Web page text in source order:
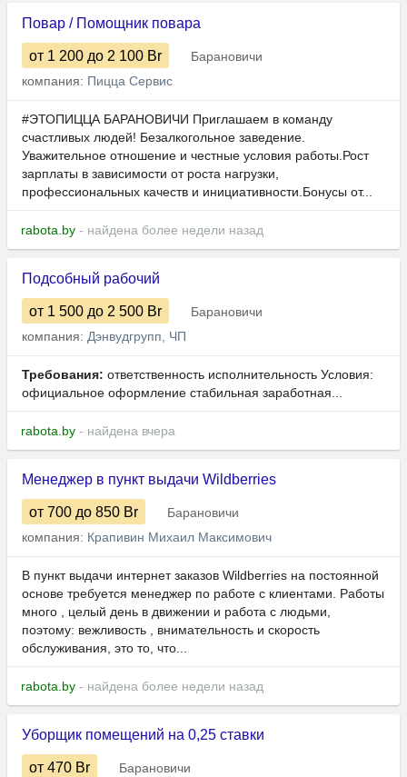
Повар / Помощник повара
от 1 200 до 2 100 Br
Барановичи
компания: Пицца Сервис
#ЭТОПИЦЦА БАРАНОВИЧИ Приглашаем в команду
счастливых людей! Безалкогольное заведение.
Уважительное отношение и честные условия работы.Рост
зарплаты в зависимости от роста нагрузки,
профессиональных качеств и инициативности.Бонусы от...
rabota.by - найдена более недели назад
Подсобный рабочий
от 1 500 до 2 500 Br
Барановичи
компания: Дэнвудгрупп, ЧП
Требования: ответственность исполнительность Условия:
официальное оформление стабильная заработная...
rabota.by - найдена вчера
Менеджер в пункт выдачи Wildberries
от 700 до 850 Br
Барановичи
компания: Крапивин Михаил Максимович
В пункт выдачи интернет заказов Wildberries на постоянной
основе требуется менеджер по работе с клиентами. Работы
много , целый день в движении и работа с людьми,
поэтому: вежливость , внимательность и скорость
обслуживания, это то, что...
rabota.by - найдена более недели назад
Уборщик помещений на 0,25 ставки
от 470 Br
Барановичи